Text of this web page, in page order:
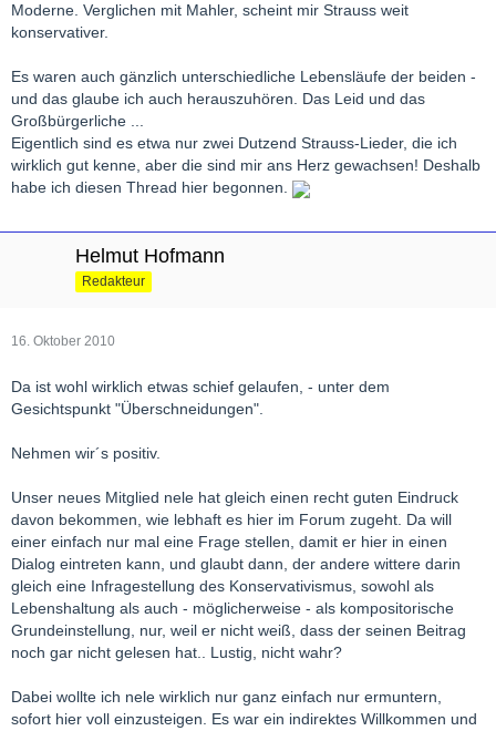
Moderne. Verglichen mit Mahler, scheint mir Strauss weit
konservativer.
Es waren auch gänzlich unterschiedliche Lebensläufe der beiden -
und das glaube ich auch herauszuhören. Das Leid und das
Großbürgerliche ...
Eigentlich sind es etwa nur zwei Dutzend Strauss-Lieder, die ich
wirklich gut kenne, aber die sind mir ans Herz gewachsen! Deshalb
habe ich diesen Thread hier begonnen.
Helmut Hofmann
Redakteur
16. Oktober 2010
Da ist wohl wirklich etwas schief gelaufen, - unter dem
Gesichtspunkt "Überschneidungen".
Nehmen wir´s positiv.
Unser neues Mitglied nele hat gleich einen recht guten Eindruck
davon bekommen, wie lebhaft es hier im Forum zugeht. Da will
einer einfach nur mal eine Frage stellen, damit er hier in einen
Dialog eintreten kann, und glaubt dann, der andere wittere darin
gleich eine Infragestellung des Konservativismus, sowohl als
Lebenshaltung als auch - möglicherweise - als kompositorische
Grundeinstellung, nur, weil er nicht weiß, dass der seinen Beitrag
noch gar nicht gelesen hat.. Lustig, nicht wahr?
Dabei wollte ich nele wirklich nur ganz einfach nur ermuntern,
sofort hier voll einzusteigen. Es war ein indirektes Willkommen und